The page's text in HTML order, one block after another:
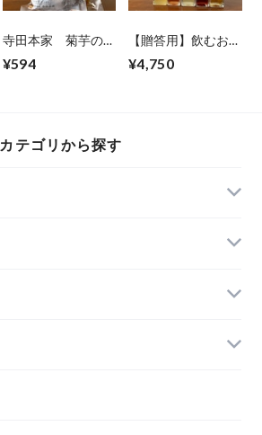
寺田本家 菊芋の粕
¥594
【贈答用】飲むお
ト(希釈用) 200ml
¥4,750
カテゴリから探す